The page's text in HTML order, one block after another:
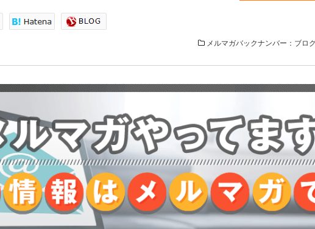
メルマガバックナンバー：ブロ